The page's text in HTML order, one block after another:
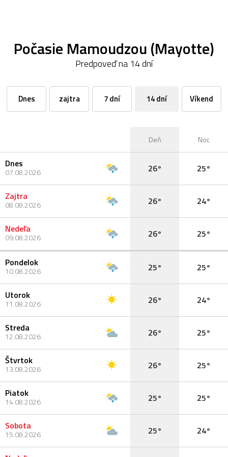
Počasie Mamoudzou (Mayotte)
Predpoveď na 14 dní
Dnes zajtra 7 dní 14 dní Víkend
Deň Noc
Dnes
07.08.2026 26° 25°
Zajtra
08.08.2026 26° 24°
Nedeľa
09.08.2026 26° 25°
Pondelok
10.08.2026 25° 25°
Utorok
11.08.2026 26° 24°
Streda
12.08.2026 26° 25°
Štvrtok
13.08.2026 26° 25°
Piatok
14.08.2026 25° 25°
Sobota
15.08.2026 25° 24°